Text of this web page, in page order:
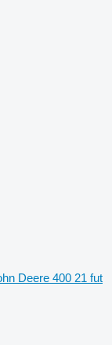
Deere 400 21 fut